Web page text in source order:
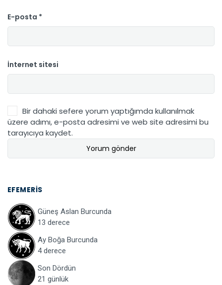
E-posta *
İnternet sitesi
Bir dahaki sefere yorum yaptığımda kullanılmak
üzere adımı, e-posta adresimi ve web site adresimi bu
tarayıcıya kaydet.
EFEMERIS
Güneş Aslan Burcunda
13 derece
Ay Boğa Burcunda
4 derece
Son Dördün
21 günlük